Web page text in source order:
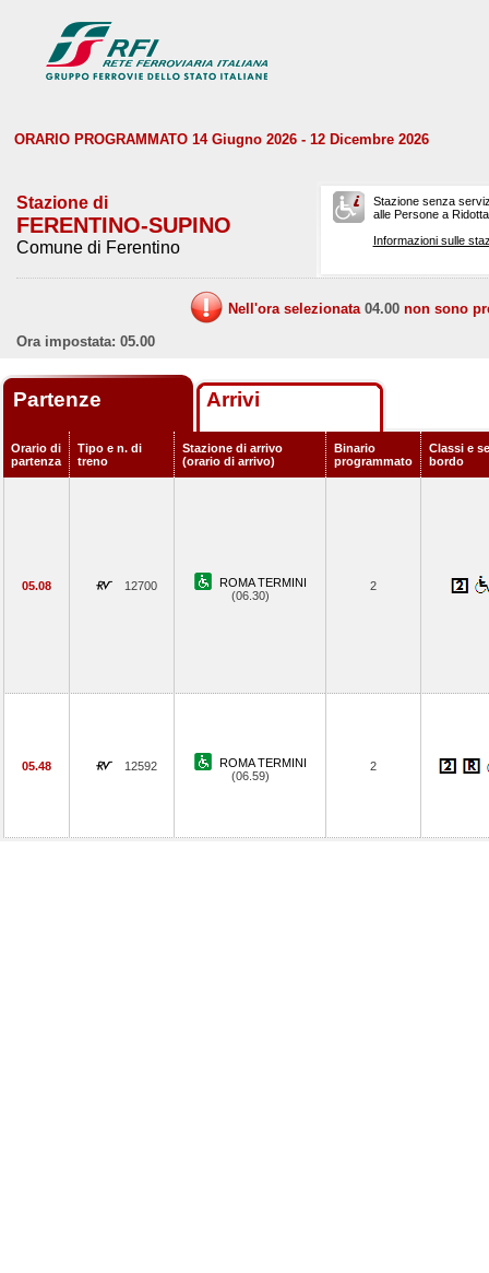
ORARIO PROGRAMMATO 14 Giugno 2026 - 12 Dicembre 2026
Stazione di
FERENTINO-SUPINO
Comune di Ferentino
Stazione senza
alle Persone a
Informazioni sulle
Nell'ora selezionata 04.00 non sono
Ora impostata: 05.00
Partenze Arrivi
Orario di
partenza
Tipo e n. di
treno
Stazione di arrivo
(orario di arrivo)
Binario
programmato
Classi e
bordo
05.08 12700
ROMA TERMINI
(06.30)
2
05.48 12592
ROMA TERMINI
(06.59)
2